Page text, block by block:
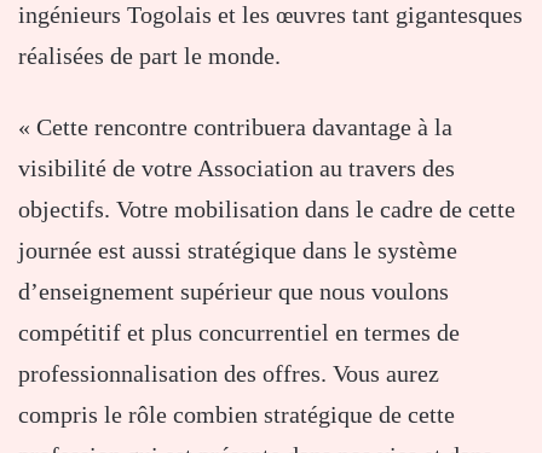
ingénieurs Togolais et les œuvres tant gigantesques
réalisées de part le monde.
« Cette rencontre contribuera davantage à la
visibilité de votre Association au travers des
objectifs. Votre mobilisation dans le cadre de cette
journée est aussi stratégique dans le système
d’enseignement supérieur que nous voulons
compétitif et plus concurrentiel en termes de
professionnalisation des offres. Vous aurez
compris le rôle combien stratégique de cette